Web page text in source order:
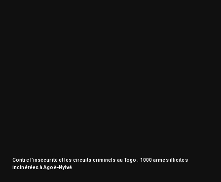
Contre l’insécurité et les circuits criminels au Togo : 1000 armes illicites
incinérées à Agoè-Nyivé